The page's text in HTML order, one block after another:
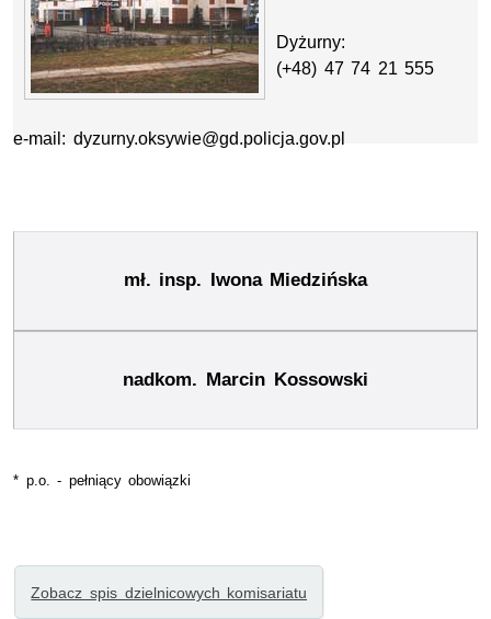
Dyżurny:
(+48) 47 74 21 555
e-mail: dyzurny.oksywie@gd.policja.gov.pl
mł. insp. Iwona Miedzińska
nadkom. Marcin Kossowski
* p.o. - pełniący obowiązki
Zobacz spis dzielnicowych komisariatu